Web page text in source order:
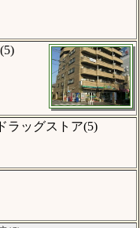
ラッグストア(5)